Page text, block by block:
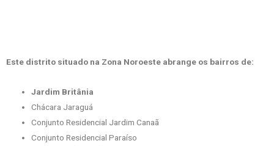
Este distrito situado na Zona Noroeste abrange os bairros de:
Jardim Britânia
Chácara Jaraguá
Conjunto Residencial Jardim Canaã
Conjunto Residencial Paraíso